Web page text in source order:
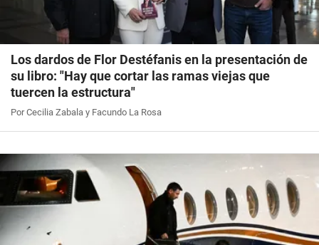
Los dardos de Flor Destéfanis en la presentación de
su libro: "Hay que cortar las ramas viejas que
tuercen la estructura"
Por Cecilia Zabala y Facundo La Rosa